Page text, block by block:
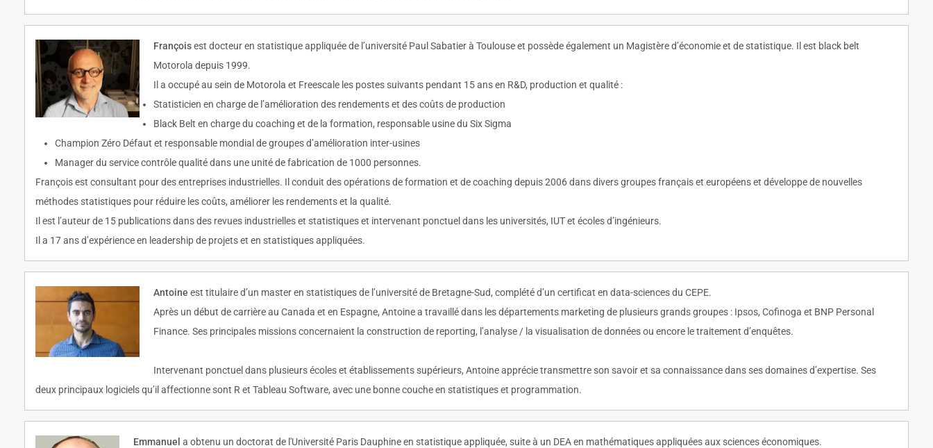
Françoisest docteur en statistique appliquée de l’université Paul Sabatier à Toulouse et possède également un Magistère d’économie et de statistique. Il est black belt
Motorola depuis 1999.
Il a occupé au sein de Motorola et Freescale les postes suivants pendant 15 ans en R&D, production et qualité :
Statisticien en charge de l’amélioration des rendements et des coûts de production
Black Belt en charge du coaching et de la formation, responsable usine du Six Sigma
Champion Zéro Défaut et responsable mondial de groupes d’amélioration inter-usines
Manager du service contrôle qualité dans une unité de fabrication de 1000 personnes.
François est consultant pour des entreprises industrielles. Il conduit des opérations de formation et de coaching depuis 2006 dans divers groupes français et européens et développe de nouvelles
méthodes statistiques pour réduire les coûts, améliorer les rendements et la qualité.
Il est l’auteur de 15 publications dans des revues industrielles et statistiques et intervenant ponctuel dans les universités, IUT et écoles d’ingénieurs.
Il a 17 ans d’expérience en leadership de projets et en statistiques appliquées.
Antoine est titulaire d’un master en statistiques de l’université de Bretagne-Sud, complété d’un certificat en data-sciences du CEPE.
Après un début de carrière au Canada et en Espagne, Antoine a travaillé dans les départements marketing de plusieurs grands groupes : Ipsos, Cofinoga et BNP Personal
Finance. Ses principales missions concernaient la construction de reporting, l’analyse / la visualisation de données ou encore le traitement d’enquêtes.
Intervenant ponctuel dans plusieurs écoles et établissements supérieurs, Antoine apprécie transmettre son savoir et sa connaissance dans ses domaines d’expertise. Ses
deux principaux logiciels qu’il affectionne sont R et Tableau Software, avec une bonne couche en statistiques et programmation.
Emmanuel a obtenu un doctorat de l'Université Paris Dauphine en statistique appliquée, suite à un DEA en mathématiques appliquées aux sciences économiques.